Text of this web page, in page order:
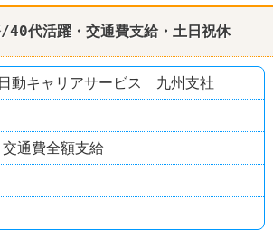
40代活躍・交通費支給・土日祝休
動キャリアサービス 九州支社
通費全額支給